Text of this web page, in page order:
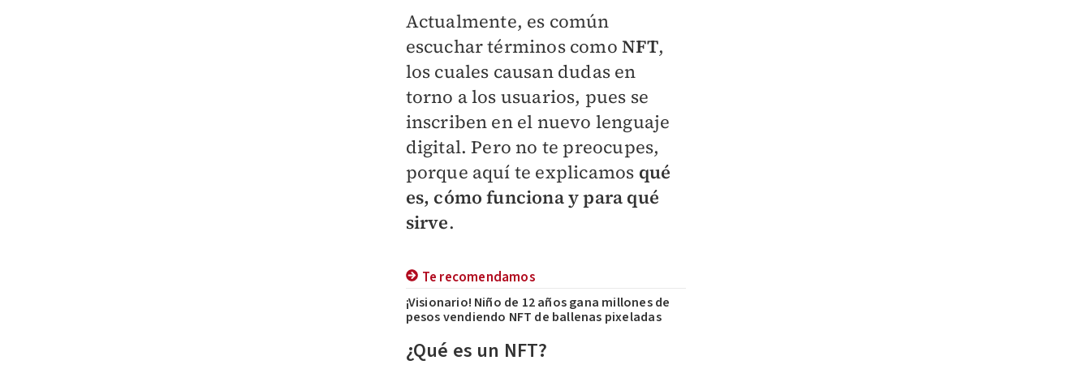
Actualmente, es común
escuchar términos comoNFT,
los cuales causan dudas en
torno a los usuarios, pues se
inscriben en el nuevo lenguaje
digital. Pero no te preocupes,
porque aquí te explicamos qué
es, cómo funciona y para qué
sirve.
Te recomendamos
¡Visionario! Niño de 12 años gana millones de
pesos vendiendo NFT de ballenas pixeladas
¿Qué es un NFT?